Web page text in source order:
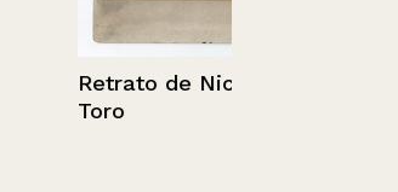
Retrato de Nicanor